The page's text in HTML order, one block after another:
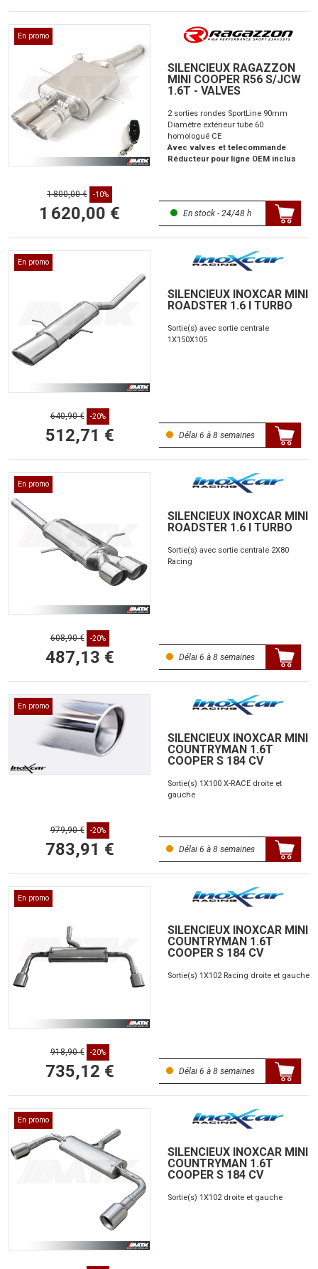
En promo
SILENCIEUX RAGAZZON
MINI COOPER R56 S/JCW
1.6T - VALVES
2 sorties rondes SportLine 90mm
Diamètre extérieur tube 60
homologué CE
Avec valves et telecommande
Réducteur pour ligne OEM inclus
1 800,00 € -10%
1 620,00 € En stock - 24/48 h
En promo
SILENCIEUX INOXCAR MINI
ROADSTER 1.6 I TURBO
Sortie(s) avec sortie centrale
1X150X105
640,90 € -20%
512,71 € Délai 6 à 8 semaines
En promo
SILENCIEUX INOXCAR MINI
ROADSTER 1.6 I TURBO
Sortie(s) avec sortie centrale 2X80
Racing
608,90 € -20%
487,13 € Délai 6 à 8 semaines
En promo
SILENCIEUX INOXCAR MINI
COUNTRYMAN 1.6T
COOPER S 184 CV
Sortie(s) 1X100 X-RACE droite et
gauche
979,90 € -20%
783,91 € Délai 6 à 8 semaines
En promo
SILENCIEUX INOXCAR MINI
COUNTRYMAN 1.6T
COOPER S 184 CV
Sortie(s) 1X102 Racing droite et gauche
918,90 € -20%
735,12 € Délai 6 à 8 semaines
En promo
SILENCIEUX INOXCAR MINI
COUNTRYMAN 1.6T
COOPER S 184 CV
Sortie(s) 1X102 droite et gauche